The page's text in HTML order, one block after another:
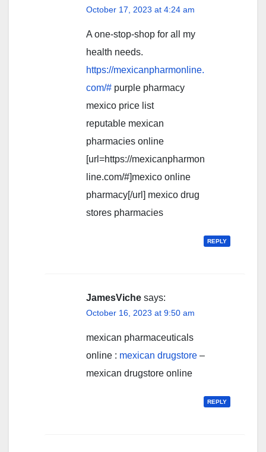
October 17, 2023 at 4:24 am
A one-stop-shop for all my
health needs.
https://mexicanpharmonline.
com/# purple pharmacy
mexico price list
reputable mexican
pharmacies online
[url=https://mexicanpharmon
line.com/#]mexico online
pharmacy[/url] mexico drug
stores pharmacies
REPLY
JamesViche says:
October 16, 2023 at 9:50 am
mexican pharmaceuticals
online : mexican drugstore –
mexican drugstore online
REPLY